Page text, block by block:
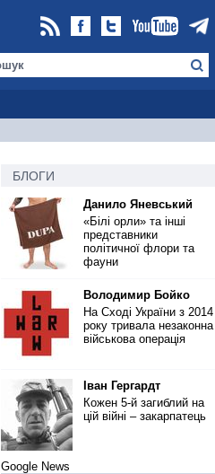
БЛОГИ
Данило Яневський
«Білі орли» та інші
представники
політичної флори та
фауни
Володимир Бойко
На Сході України з 2014
року тривала незаконна
військова операція
Іван Гергардт
Кожен 5-й загиблий на
цій війні – закарпатець
Google News